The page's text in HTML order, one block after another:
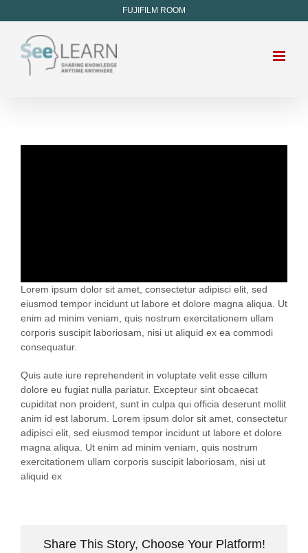
FUJIFILM ROOM
Lorem ipsum dolor sit amet, consectetur adipisci elit, sed
eiusmod tempor incidunt ut labore et dolore magna aliqua. Ut
enim ad minim veniam, quis nostrum exercitationem ullam
corporis suscipit laboriosam, nisi ut aliquid ex ea commodi
consequatur.
Quis aute iure reprehenderit in voluptate velit esse cillum
dolore eu fugiat nulla pariatur. Excepteur sint obcaecat
cupiditat non proident, sunt in culpa qui officia deserunt mollit
anim id est laborum. Lorem ipsum dolor sit amet, consectetur
adipisci elit, sed eiusmod tempor incidunt ut labore et dolore
magna aliqua. Ut enim ad minim veniam, quis nostrum
exercitationem ullam corporis suscipit laboriosam, nisi ut
aliquid ex
Share This Story, Choose Your Platform!